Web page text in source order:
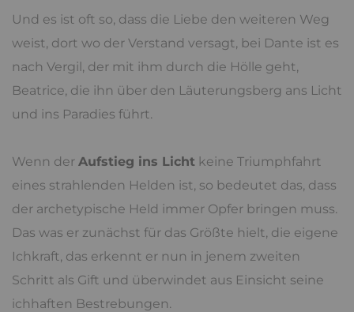
Und es ist oft so, dass die Liebe den weiteren Weg
weist, dort wo der Verstand versagt, bei Dante ist es
nach Vergil, der mit ihm durch die Hölle geht,
Beatrice, die ihn über den Läuterungsberg ans Licht
und ins Paradies führt.
Wenn der Aufstieg ins Licht keine Triumphfahrt
eines strahlenden Helden ist, so bedeutet das, dass
der archetypische Held immer Opfer bringen muss.
Das was er zunächst für das Größte hielt, die eigene
Ichkraft, das erkennt er nun in jenem zweiten
Schritt als Gift und überwindet aus Einsicht seine
ichhaften Bestrebungen.